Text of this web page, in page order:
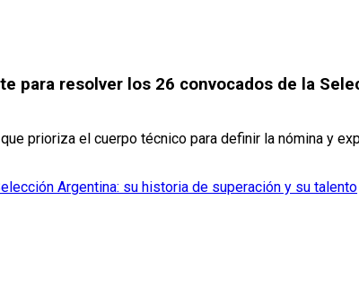
para resolver los 26 convocados de la
prioriza el cuerpo técnico para definir la nómina y
Argentina: su historia de superación y su talento